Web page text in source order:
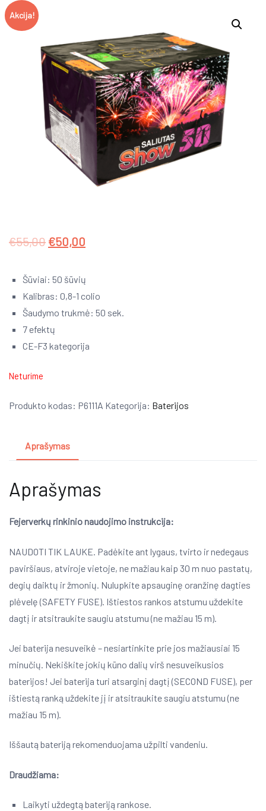
Akcija!
€55,00 €50,00
Šūviai: 50 šūvių
Kalibras: 0,8-1 colio
Šaudymo trukmė: 50 sek.
7 efektų
CE-F3 kategorija
Neturime
Produkto kodas: P6111A Kategorija: Baterijos
Aprašymas
Aprašymas
Fejerverkų rinkinio naudojimo instrukcija:
NAUDOTI TIK LAUKE. Padėkite ant lygaus, tvirto ir nedegaus
paviršiaus, atviroje vietoje, ne mažiau kaip 30 m nuo pastatų,
degių daiktų ir žmonių. Nulupkite apsauginę oranžinę dagties
plėvelę (SAFETY FUSE). Ištiestos rankos atstumu uždekite
dagtį ir atsitraukite saugiu atstumu (ne mažiau 15 m).
Jei baterija nesuveikė – nesiartinkite prie jos mažiausiai 15
minučių. Nekiškite jokių kūno dalių virš nesuveikusios
baterijos! Jei baterija turi atsarginį dagtį (SECOND FUSE), per
ištiestą ranką uždekite jį ir atsitraukite saugiu atstumu (ne
mažiau 15 m).
Iššautą bateriją rekomenduojama užpilti vandeniu.
Draudžiama:
Laikyti uždegtą bateriją rankose.